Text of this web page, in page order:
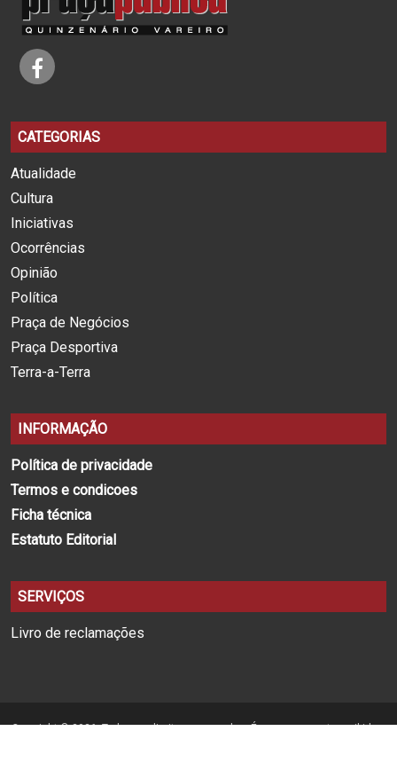
CATEGORIAS
Atualidade
Cultura
Iniciativas
Ocorrências
Opinião
Política
Praça de Negócios
Praça Desportiva
Terra-a-Terra
INFORMAÇÃO
Política de privacidade
Termos e condicoes
Ficha técnica
Estatuto Editorial
SERVIÇOS
Livro de reclamações
Copyright © 2026. Todos os direitos reservados. É expressamente proibida a